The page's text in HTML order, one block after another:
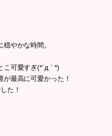
やかな時間。
可愛すぎ(*´д｀*)
最高に可愛かった！
た！